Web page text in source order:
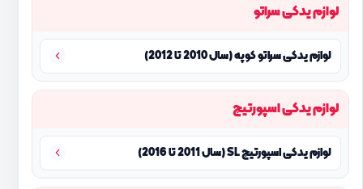
لوازم یدکی سراتو
لوازم یدکی سراتو کوپه (سال 2010 تا 2012)
لوازم یدکی اسپورتیج
لوازم یدکی اسپورتیج SL (سال 2011 تا 2016)